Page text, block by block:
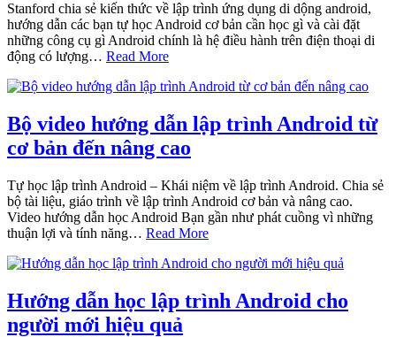
Stanford chia sẻ kiến thức về lập trình ứng dụng di dộng android,
hướng dẫn các bạn tự học Android cơ bản cần học gì và cài đặt
những công cụ gì Android chính là hệ điều hành trên điện thoại di
động có lượng… Read More
Bộ video hướng dẫn lập trình Android từ
cơ bản đến nâng cao
Tự học lập trình Android – Khái niệm về lập trình Android. Chia sẻ
bộ tài liệu, giáo trình về lập trình Android cơ bản và nâng cao.
Video hướng dẫn học Android Bạn gần như phát cuồng vì những
thuận lợi và tính năng… Read More
Hướng dẫn học lập trình Android cho
người mới hiệu quả